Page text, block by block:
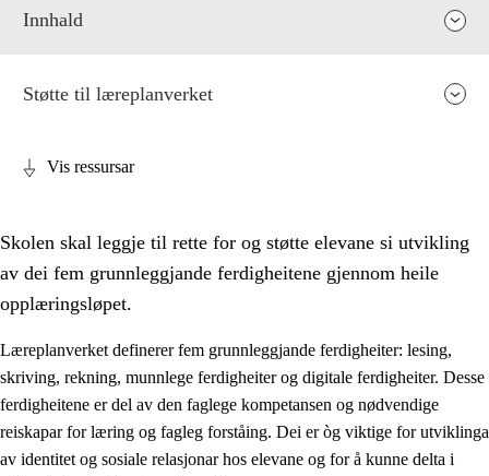
Innhald
2. Prinsipp for læring, utvikling og danning
Sosial læring og utvikling
2.2 Kompetanse i faga
Støtte til læreplanverket
Vis ressursar
Skolen skal leggje til rette for og støtte elevane si utvikling
av dei fem grunnleggjande ferdigheitene gjennom heile
opplæringsløpet.
Læreplanverket definerer fem grunnleggjande ferdigheiter: lesing,
skriving, rekning, munnlege ferdigheiter og digitale ferdigheiter. Desse
ferdigheitene er del av den faglege kompetansen og nødvendige
reiskapar for læring og fagleg forståing. Dei er òg viktige for utviklinga
av identitet og sosiale relasjonar hos elevane og for å kunne delta i